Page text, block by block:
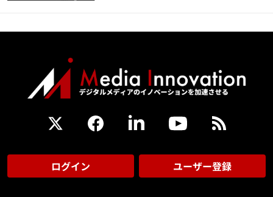
ログイン ユーザー登録